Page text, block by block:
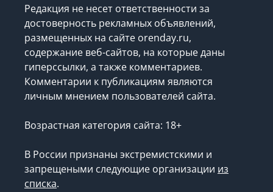
Редакция не несет ответственности за
достоверность рекламных объявлений,
размещенных на сайте orenday.ru,
содержание веб-сайтов, на которые даны
гиперссылки, а также комментариев.
Комментарии к публикациям являются
личным мнением пользователей сайта.
Возрастная категория сайта: 18+
В России признаны экстремистскими и
запрещеными следующие организации из
списка.